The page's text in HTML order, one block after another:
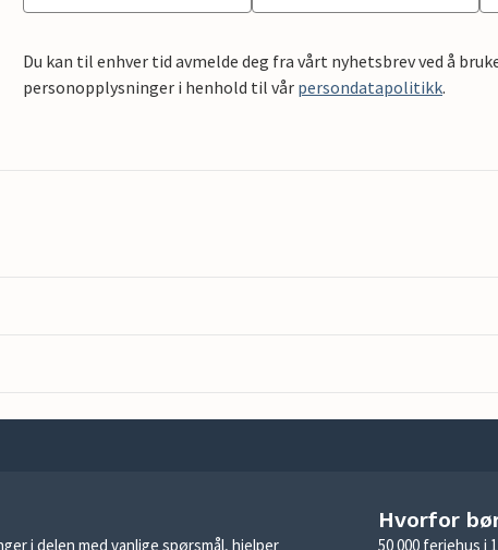
Du kan til enhver tid avmelde deg fra vårt nyhetsbrev ved å
personopplysninger i henhold til vår persondatapolitikk.
i delen med vanlige spørsmål, hjelper
Hvorfor
50 000 feriehus i